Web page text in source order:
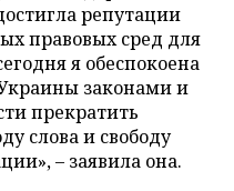
репутации
правовых сред для
я обеспокоена
законами и
прекратить
слова и свободу
– заявила она.